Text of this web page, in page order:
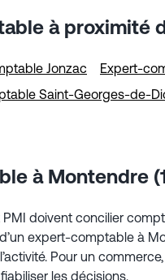
à proximité
Jonzac Expert-
Saint-Georges-de-
à Montendre
doivent concilier
expert-comptable à
Pour un
les décisions.